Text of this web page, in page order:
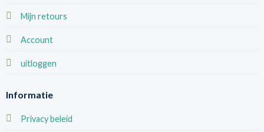
Mijn retours
Account
uitloggen
Informatie
Privacy beleid